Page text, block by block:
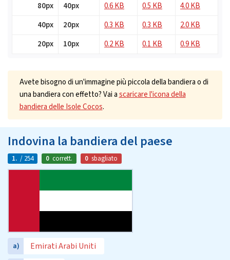
80px
40px 0.6 KB 0.5 KB
4.0 KB
40px
20px 0.3 KB 0.3 KB
2.0 KB
20px
10px 0.2 KB 0.1 KB 0.9 KB
Avete bisogno di un'immagine più piccola della bandiera o di
una bandiera con effetto? Vai ascaricare l'icona della
bandiera delle Isole Cocos.
Indovina la bandiera del paese
1. / 254 0 corrett. 0 sbagliato
a) Emirati Arabi Uniti